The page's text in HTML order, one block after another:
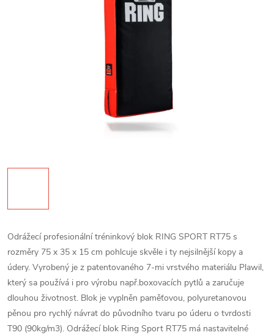
Odrážecí profesionální tréninkový blok RING SPORT RT75 s
rozměry 75 x 35 x 15 cm pohlcuje skvěle i ty nejsilnější kopy a
údery. Vyrobený je z patentovaného 7-mi vrstvého materiálu Plawil,
který sa používá i pro výrobu např.boxovacích pytlů a zaručuje
dlouhou životnost. Blok je vyplněn paměťovou, polyuretanovou
pěnou pro rychlý návrat do původního tvaru po úderu o tvrdosti
T90 (90kg/m3). Odrážecí blok Ring Sport RT75 má nastavitelné